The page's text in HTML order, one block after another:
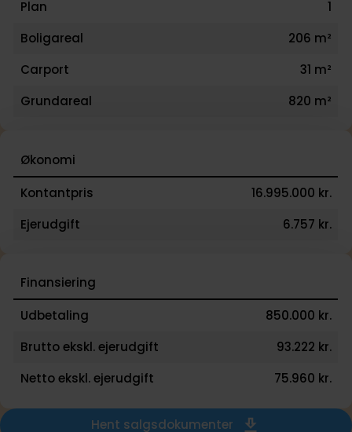
Plan
1
Boligareal
206 m²
Carport
31 m²
Grundareal
820 m²
Økonomi
Kontantpris
16.995.000 kr.
Ejerudgift
6.757 kr.
Finansiering
Udbetaling
850.000 kr.
Brutto ekskl. ejerudgift
93.222 kr.
Netto ekskl. ejerudgift
75.960 kr.
Hent salgsdokumenter